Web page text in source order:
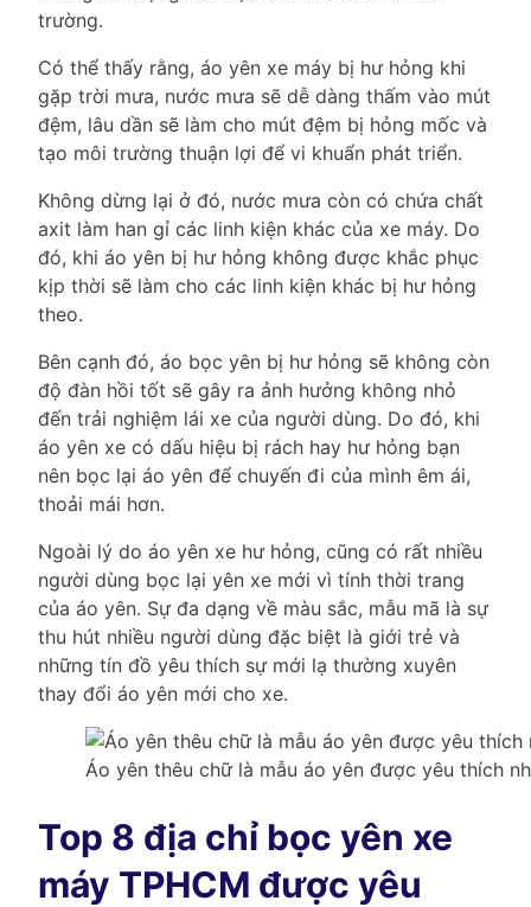
trường.
Có thể thấy rằng, áo yên xe máy bị hư hỏng khi
gặp trời mưa, nước mưa sẽ dễ dàng thấm vào mút
đệm, lâu dần sẽ làm cho mút đệm bị hỏng mốc và
tạo môi trường thuận lợi để vi khuẩn phát triển.
Không dừng lại ở đó, nước mưa còn có chứa chất
axit làm han gỉ các linh kiện khác của xe máy. Do
đó, khi áo yên bị hư hỏng không được khắc phục
kịp thời sẽ làm cho các linh kiện khác bị hư hỏng
theo.
Bên cạnh đó, áo bọc yên bị hư hỏng sẽ không còn
độ đàn hồi tốt sẽ gây ra ảnh hưởng không nhỏ
đến trải nghiệm lái xe của người dùng. Do đó, khi
áo yên xe có dấu hiệu bị rách hay hư hỏng bạn
nên bọc lại áo yên để chuyến đi của mình êm ái,
thoải mái hơn.
Ngoài lý do áo yên xe hư hỏng, cũng có rất nhiều
người dùng bọc lại yên xe mới vì tính thời trang
của áo yên. Sự đa dạng về màu sắc, mẫu mã là sự
thu hút nhiều người dùng đặc biệt là giới trẻ và
những tín đồ yêu thích sự mới lạ thường xuyên
thay đổi áo yên mới cho xe.
Áo yên thêu chữ là mẫu áo yên được yêu thích
Top 8 địa chỉ bọc yên xe
máy TPHCM được yêu